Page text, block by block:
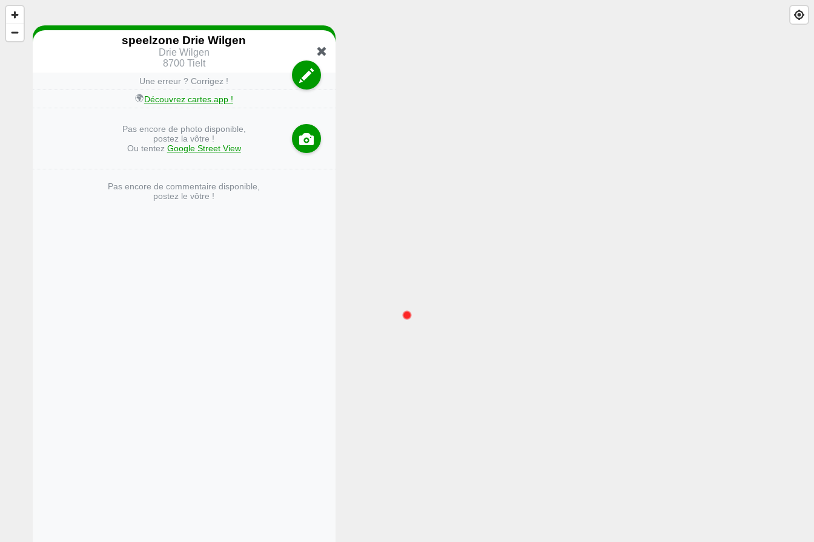
speelzone Drie Wilgen
Drie Wilgen
8700 Tielt
Une erreur ? Corrigez !
🌍Découvrez cartes.app !
Pas encore de photo disponible,
postez la vôtre !
Ou tentez Google Street View
Pas encore de commentaire disponible,
postez le vôtre !